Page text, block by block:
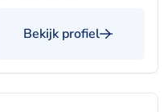
Bekijk profiel